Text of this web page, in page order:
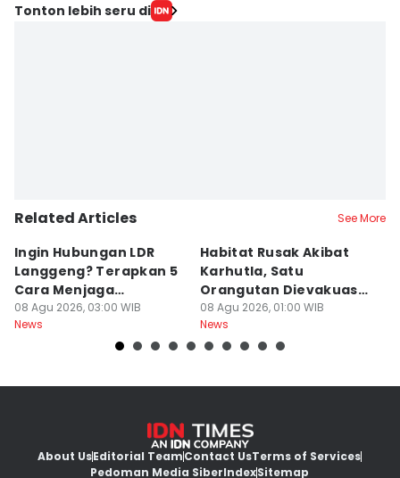
Tonton lebih seru di
Related Articles See More
Ingin Hubungan LDR
Langgeng? Terapkan 5
Cara Menjaga
Kesetiaan Ini
08 Agu 2026, 03:00 WIB
News
Habitat Rusak Akibat
Karhutla, Satu
Orangutan Dievakuasi
di Ketapang
08 Agu 2026, 01:00 WIB
News
About UsEditorial TeamContact UsTerms of Services
Pedoman Media SiberIndexSitemap